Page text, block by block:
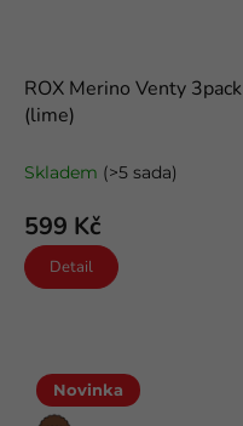
ROX Merino Venty 3pack
(lime)
Skladem (>5 sada)
599 Kč
Detail
Novinka